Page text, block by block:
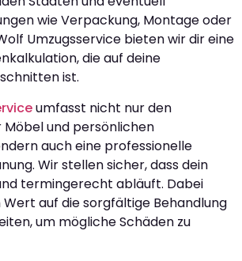
wie Verpackung, Montage oder
Umzugsservice bieten wir dir eine
die auf deine
ist.
umfasst nicht nur den
und persönlichen
auch eine professionelle
Wir stellen sicher, dass dein
termingerecht abläuft. Dabei
auf die sorgfältige Behandlung
um mögliche Schäden zu